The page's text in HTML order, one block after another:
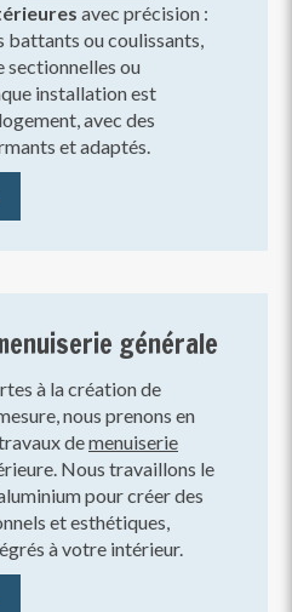
avec précision :
battants ou coulissants,
sectionnelles ou
installation est
avec des
et adaptés.
générale
à la création de
nous prenons en
demenuiserie
Nous travaillons le
pour créer des
et esthétiques,
à votre intérieur.